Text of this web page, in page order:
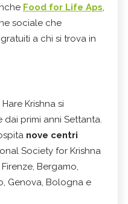
Food for Life Aps,
sociale che
a chi si trova in
Krishna si
dai primi anni Settanta.
nove centri
Society for Krishna
Bergamo,
Genova, Bologna e